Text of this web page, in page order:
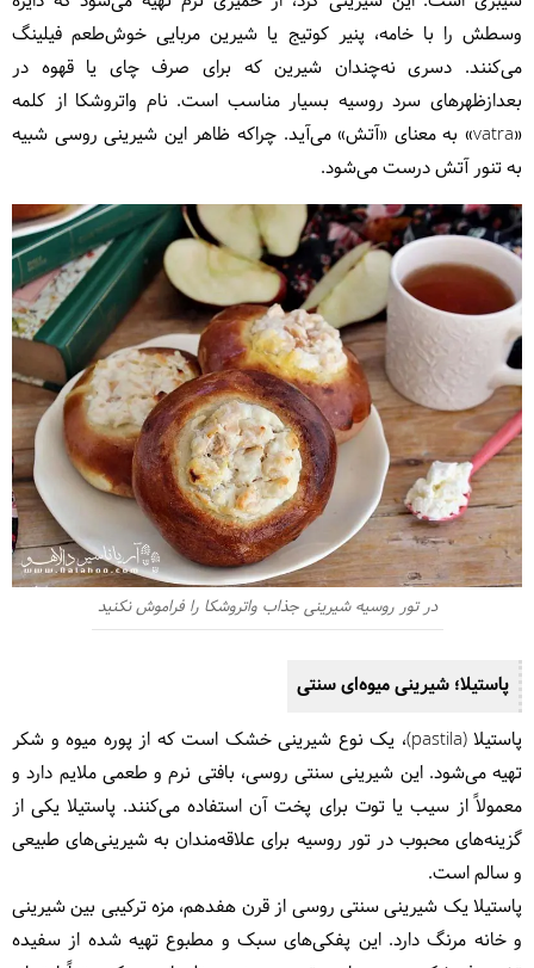
وسطش را با خامه، پنیر کوتیج یا شیرین مربایی خوش‌طعم فیلینگ
می‌کنند. دسری نه‌چندان شیرین که برای صرف چای یا قهوه در
بعدازظهرهای سرد روسیه بسیار مناسب است. نام واتروشکا از کلمه
«vatra» به معنای «آتش» می‌آید. چراکه ظاهر این شیرینی روسی شبیه
به تنور آتش درست می‌شود.
در تور روسیه شیرینی جذاب واتروشکا را فراموش نکنید
پاستیلا؛ شیرینی میوه‌ای سنتی
پاستیلا (pastila)، یک نوع شیرینی خشک است که از پوره میوه و شکر
تهیه می‌شود. این شیرینی سنتی روسی، بافتی نرم و طعمی ملایم دارد و
معمولاً از سیب یا توت برای پخت آن استفاده می‌کنند. پاستیلا یکی از
گزینه‌های محبوب در تور روسیه برای علاقه‌مندان به شیرینی‌های طبیعی
و سالم است.
پاستیلا یک شیرینی سنتی روسی از قرن هفدهم، مزه ترکیبی بین شیرینی
و خانه مرنگ دارد. این پفکی‌های سبک و مطبوع تهیه شده از سفیده